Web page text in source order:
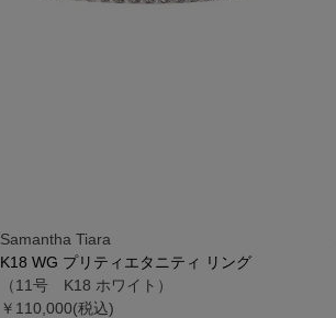
Samantha Tiara
K18 WG プリティエタニティ リング
（11号 K18 ホワイト）
￥110,000(税込)